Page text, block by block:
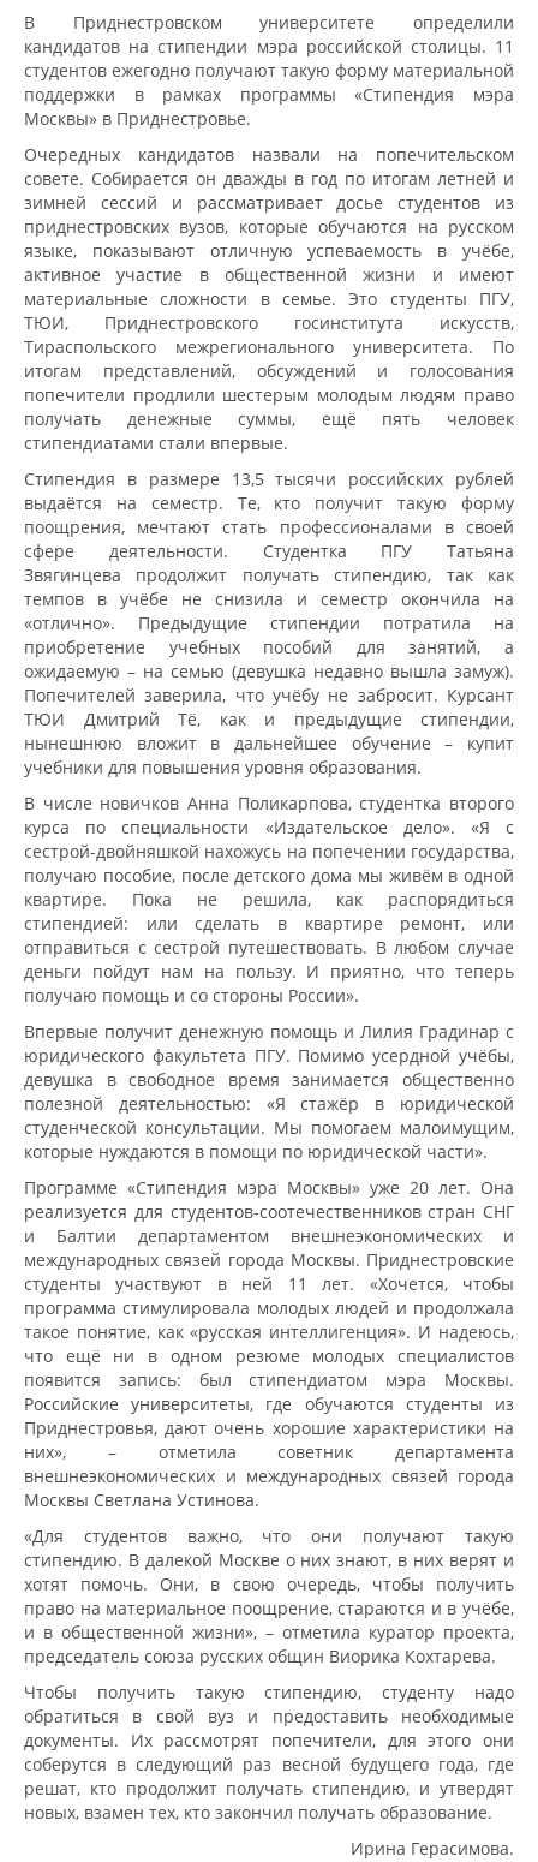
В Приднестровском университете определили
кандидатов на стипендии мэра российской столицы. 11
студентов ежегодно получают такую форму материальной
поддержки в рамках программы «Стипендия мэра
Москвы» в Приднестровье.
Очередных кандидатов назвали на попечительском
совете. Собирается он дважды в год по итогам летней и
зимней сессий и рассматривает досье студентов из
приднестровских вузов, которые обучаются на русском
языке, показывают отличную успеваемость в учёбе,
активное участие в общественной жизни и имеют
материальные сложности в семье. Это студенты ПГУ,
ТЮИ, Приднестровского госинститута искусств,
Тираспольского межрегионального университета. По
итогам представлений, обсуждений и голосования
попечители продлили шестерым молодым людям право
получать денежные суммы, ещё пять человек
стипендиатами стали впервые.
Стипендия в размере 13,5 тысячи российских рублей
выдаётся на семестр. Те, кто получит такую форму
поощрения, мечтают стать профессионалами в своей
сфере деятельности. Студентка ПГУ Татьяна
Звягинцева продолжит получать стипендию, так как
темпов в учёбе не снизила и семестр окончила на
«отлично». Предыдущие стипендии потратила на
приобретение учебных пособий для занятий, а
ожидаемую – на семью (девушка недавно вышла замуж).
Попечителей заверила, что учёбу не забросит. Курсант
ТЮИ Дмитрий Тё, как и предыдущие стипендии,
нынешнюю вложит в дальнейшее обучение – купит
учебники для повышения уровня образования.
В числе новичков Анна Поликарпова, студентка второго
курса по специальности «Издательское дело». «Я с
сестрой-двойняшкой нахожусь на попечении государства,
получаю пособие, после детского дома мы живём в одной
квартире. Пока не решила, как распорядиться
стипендией: или сделать в квартире ремонт, или
отправиться с сестрой путешествовать. В любом случае
деньги пойдут нам на пользу. И приятно, что теперь
получаю помощь и со стороны России».
Впервые получит денежную помощь и Лилия Градинар с
юридического факультета ПГУ. Помимо усердной учёбы,
девушка в свободное время занимается общественно
полезной деятельностью: «Я стажёр в юридической
студенческой консультации. Мы помогаем малоимущим,
которые нуждаются в помощи по юридической части».
Программе «Стипендия мэра Москвы» уже 20 лет. Она
реализуется для студентов-соотечественников стран СНГ
и Балтии департаментом внешнеэкономических и
международных связей города Москвы. Приднестровские
студенты участвуют в ней 11 лет. «Хочется, чтобы
программа стимулировала молодых людей и продолжала
такое понятие, как «русская интеллигенция». И надеюсь,
что ещё ни в одном резюме молодых специалистов
появится запись: был стипендиатом мэра Москвы.
Российские университеты, где обучаются студенты из
Приднестровья, дают очень хорошие характеристики на
них», – отметила советник департамента
внешнеэкономических и международных связей города
Москвы Светлана Устинова.
«Для студентов важно, что они получают такую
стипендию. В далекой Москве о них знают, в них верят и
хотят помочь. Они, в свою очередь, чтобы получить
право на материальное поощрение, стараются и в учёбе,
и в общественной жизни», – отметила куратор проекта,
председатель союза русских общин Виорика Кохтарева.
Чтобы получить такую стипендию, студенту надо
обратиться в свой вуз и предоставить необходимые
документы. Их рассмотрят попечители, для этого они
соберутся в следующий раз весной будущего года, где
решат, кто продолжит получать стипендию, и утвердят
новых, взамен тех, кто закончил получать образование.
Ирина Герасимова.